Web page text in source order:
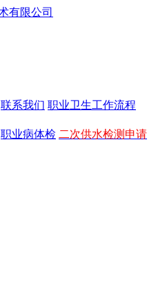
联系我们 职业卫生工作流程
职业病体检 二次供水检测申请